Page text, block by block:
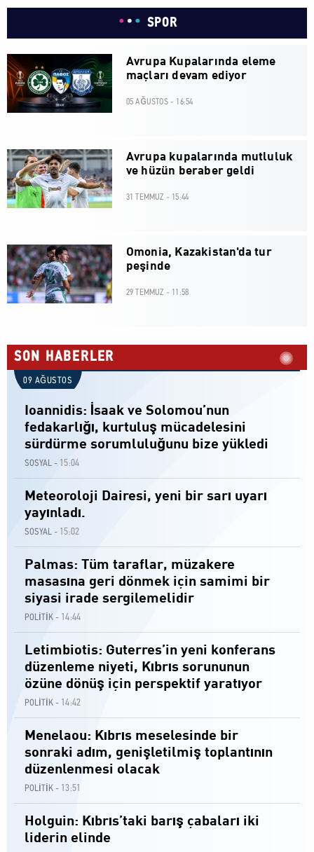
SPOR
Avrupa Kupalarında eleme
maçları devam ediyor
05 AĞUSTOS - 16:54
Avrupa kupalarında mutluluk
ve hüzün beraber geldi
31 TEMMUZ - 15:44
Omonia, Kazakistan'da tur
peşinde
29 TEMMUZ - 11:58
SON HABERLER
09 AĞUSTOS
Ioannidis: İsaak ve Solomou’nun
fedakarlığı, kurtuluş mücadelesini
sürdürme sorumluluğunu bize yükledi
SOSYAL - 15:04
Meteoroloji Dairesi, yeni bir sarı uyarı
yayınladı.
SOSYAL - 15:02
Palmas: Tüm taraflar, müzakere
masasına geri dönmek için samimi bir
siyasi irade sergilemelidir
POLİTİK - 14:44
Letimbiotis: Guterres’in yeni konferans
düzenleme niyeti, Kıbrıs sorununun
özüne dönüş için perspektif yaratıyor
POLİTİK - 14:42
Menelaou: Kıbrıs meselesinde bir
sonraki adım, genişletilmiş toplantının
düzenlenmesi olacak
POLİTİK - 13:51
Holguin: Kıbrıs’taki barış çabaları iki
liderin elinde